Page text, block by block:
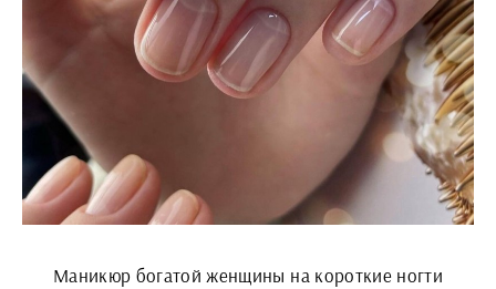
Маникюр богатой женщины на короткие ногти